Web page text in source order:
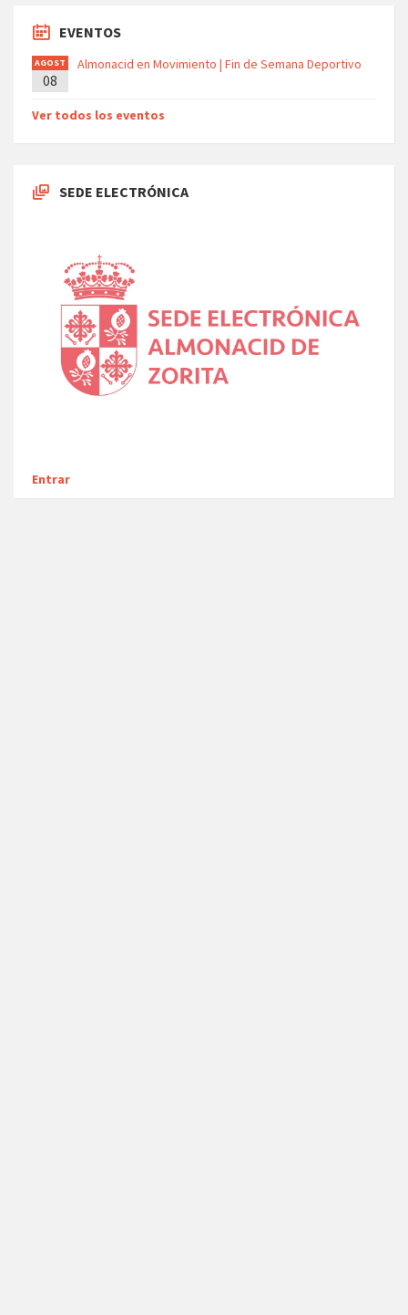
EVENTOS
AGOST
O
08
Almonacid en Movimiento | Fin de Semana Deportivo
Ver todos los eventos
SEDE ELECTRÓNICA
Entrar